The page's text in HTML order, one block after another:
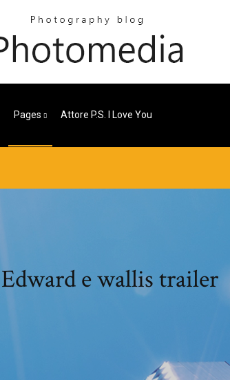
Pages Attore P.s. I Love You
Edward e wallis trailer